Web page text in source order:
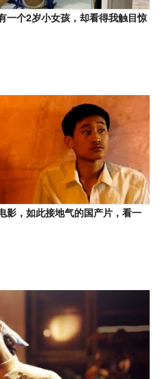
一个2岁小女孩，却看得我触目惊
影，如此接地气的国产片，看一